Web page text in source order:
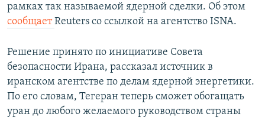
рамках так называемой ядерной сделки. Об этом
сообщаетReuters со ссылкой на агентство ISNA.
Решение принято по инициативе Совета
безопасности Ирана, рассказал источник в
иранском агентстве по делам ядерной энергетики.
По его словам, Тегеран теперь сможет обогащать
уран до любого желаемого руководством страны